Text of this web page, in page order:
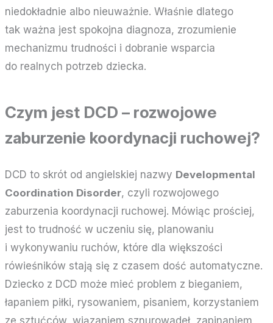
niedokładnie albo nieuważnie. Właśnie dlatego
tak ważna jest spokojna diagnoza, zrozumienie
mechanizmu trudności i dobranie wsparcia
do realnych potrzeb dziecka.
Czym jest DCD – rozwojowe
zaburzenie koordynacji ruchowej?
DCD to skrót od angielskiej nazwy Developmental
Coordination Disorder, czyli rozwojowego
zaburzenia koordynacji ruchowej. Mówiąc prościej,
jest to trudność w uczeniu się, planowaniu
i wykonywaniu ruchów, które dla większości
rówieśników stają się z czasem dość automatyczne.
Dziecko z DCD może mieć problem z bieganiem,
łapaniem piłki, rysowaniem, pisaniem, korzystaniem
ze sztućców, wiązaniem sznurowadeł, zapinaniem